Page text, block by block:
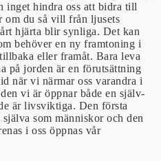
inget hindra oss att bidra till
om du så vill från ljusets
hjärta blir synliga. Det kan
behöver en ny framtoning i
eller framåt. Bara leva
på jorden är en förutsättning
när vi närmar oss varandra i
vi är öppnar både en själv-
är livsviktiga. Den första
som människor och den
i oss öppnas vår